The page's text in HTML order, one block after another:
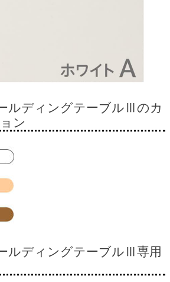
ルディングテーブルⅢのカ
ン
ルディングテーブルⅢ専用